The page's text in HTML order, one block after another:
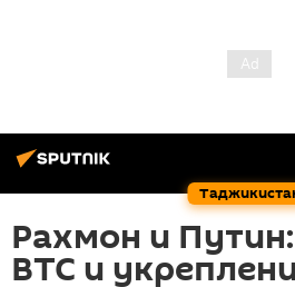
Рахмон и
ВТС и